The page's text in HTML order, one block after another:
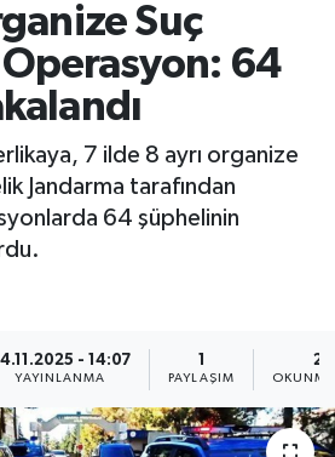
Suç
64
7 ilde 8 ayrı organize
Jandarma tarafından
64 şüphelinin
- 14:07
YAYINLANMA PAYLAŞIM
2